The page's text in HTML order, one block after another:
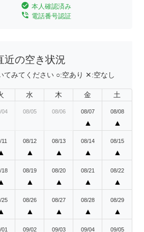
check_circle 本人確認済み
phone_in_talk 電話番号認証
近の空き状況
てみてください ○:空あり ✕:空なし
水 木 金 土
04 08/05 08/06 08/07
▲
08/08
▲
08/12
▲
08/13
▲
08/14
▲
08/15
▲
18 08/19
▲
08/20
▲
08/21
▲
08/22
▲
25 08/26
▲
08/27
▲
08/28
▲
08/29
▲
01 09/02 09/03 09/04 09/05